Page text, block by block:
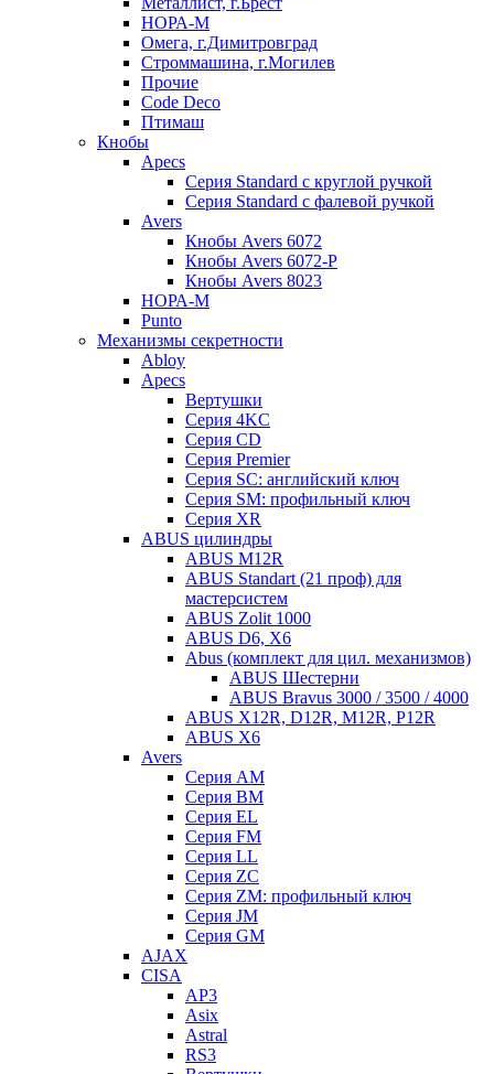
НОРА-М
Омега, г.Димитровград
Строммашина, г.Могилев
Прочие
Code Deco
Птимаш
Кнобы
Apecs
Серия Standard с круглой ручкой
Серия Standard с фалевой ручкой
Avers
Кнобы Avers 6072
Кнобы Avers 6072-P
Кнобы Avers 8023
НОРА-М
Punto
Механизмы секретности
Abloy
Apecs
Вертушки
Серия 4KC
Серия CD
Серия Premier
Серия SC: английский ключ
Серия SM: профильный ключ
Серия XR
ABUS цилиндры
ABUS M12R
ABUS Standart (21 проф) для
мастерсистем
ABUS Zolit 1000
ABUS D6, X6
Abus (комплект для цил. механизмов)
ABUS Шестерни
ABUS Bravus 3000 / 3500 / 4000
ABUS X12R, D12R, M12R, P12R
ABUS X6
Avers
Серия AM
Серия BM
Серия EL
Серия FM
Серия LL
Серия ZC
Серия ZM: профильный ключ
Серия JM
Серия GM
AJAX
CISA
AP3
Asix
Astral
RS3